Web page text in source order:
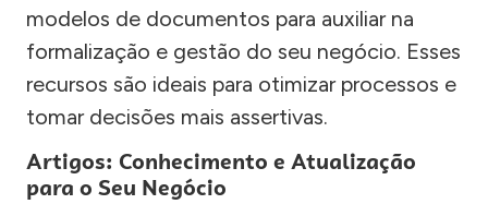
modelos de documentos para auxiliar na
formalização e gestão do seu negócio. Esses
recursos são ideais para otimizar processos e
tomar decisões mais assertivas.
Artigos: Conhecimento e Atualização
para o Seu Negócio